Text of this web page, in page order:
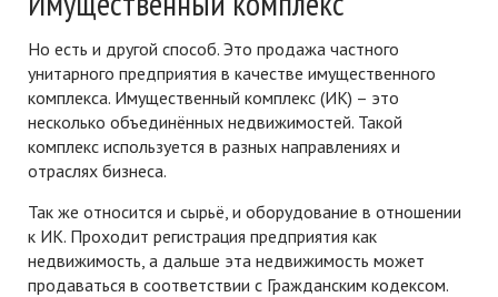
Но есть и другой способ. Это продажа частного
унитарного предприятия в качестве имущественного
комплекса. Имущественный комплекс (ИК) – это
несколько объединённых недвижимостей. Такой
комплекс используется в разных направлениях и
отраслях бизнеса.
Так же относится и сырьё, и оборудование в отношении
к ИК. Проходит регистрация предприятия как
недвижимость, а дальше эта недвижимость может
продаваться в соответствии с Гражданским кодексом.